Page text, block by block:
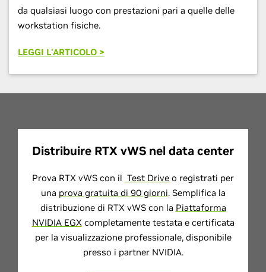
da qualsiasi luogo con prestazioni pari a quelle delle
workstation fisiche.
LEGGI L'ARTICOLO >
Distribuire RTX vWS nel data center
Prova RTX vWS con il Test Drive o registrati per
una prova gratuita di 90 giorni. Semplifica la
distribuzione di RTX vWS con la Piattaforma
NVIDIA EGXcompletamente testata e certificata
per la visualizzazione professionale, disponibile
presso i partner NVIDIA.